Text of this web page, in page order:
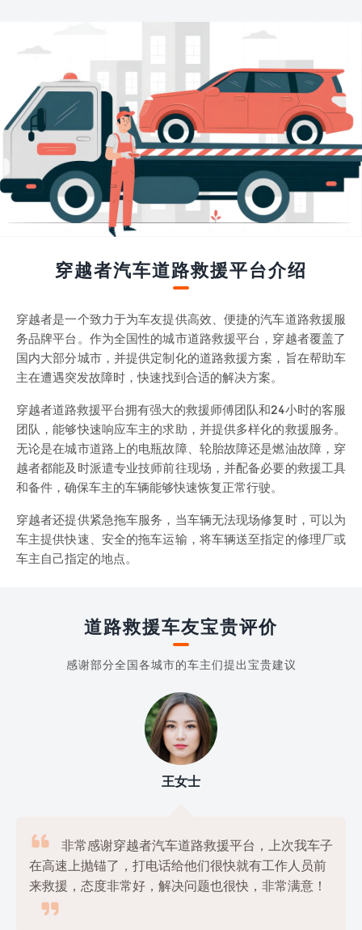
穿越者汽车道路救援平台介绍
穿越者是一个致力于为车友提供高效、便捷的汽车道路救援服
务品牌平台。作为全国性的城市道路救援平台，穿越者覆盖了
国内大部分城市，并提供定制化的道路救援方案，旨在帮助车
主在遭遇突发故障时，快速找到合适的解决方案。
穿越者道路救援平台拥有强大的救援师傅团队和24小时的客服
团队，能够快速响应车主的求助，并提供多样化的救援服务。
无论是在城市道路上的电瓶故障、轮胎故障还是燃油故障，穿
越者都能及时派遣专业技师前往现场，并配备必要的救援工具
和备件，确保车主的车辆能够快速恢复正常行驶。
穿越者还提供紧急拖车服务，当车辆无法现场修复时，可以为
车主提供快速、安全的拖车运输，将车辆送至指定的修理厂或
车主自己指定的地点。
道路救援车友宝贵评价
感谢部分全国各城市的车主们提出宝贵建议
刘先生

我使用过几家道路救援平台，但是最满意的还是
穿越者汽车道路救援平台，他们的服务非常专业，价
格也很公道，绝对是物美价廉的好选择！
